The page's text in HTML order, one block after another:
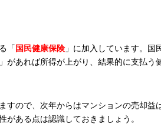
「 国民健康保険」に加入しています。国
あれば所得が上がり、結果的に支払う
ので、次年からはマンションの売却益
ある点は認識しておきましょう。